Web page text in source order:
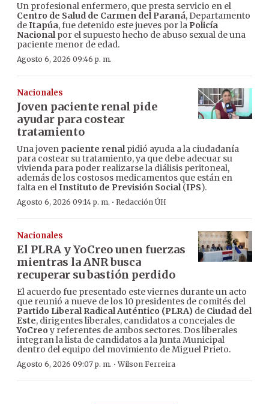
Un profesional enfermero, que presta servicio en el
Centro de Salud de Carmen del Paraná, Departamento
deItapúa, fue detenido este jueves por la Policía
Nacionalpor el supuesto hecho de abuso sexual de una
paciente menor de edad.
Agosto 6, 2026 09:46 p. m.
Nacionales
Joven paciente renal pide
ayudar para costear
tratamiento
Una joven paciente renalpidió ayuda a la ciudadanía
para costear su tratamiento, ya que debe adecuar su
vivienda para poder realizarse la diálisis peritoneal,
además de los costosos medicamentos que están en
falta en elInstituto de Previsión Social(IPS).
Agosto 6, 2026 09:14 p. m. · Redacción ÚH
Nacionales
El PLRA y YoCreo unen fuerzas
mientras la ANR busca
recuperar su bastión perdido
El acuerdo fue presentado este viernes durante un acto
que reunió a nueve de los 10 presidentes de comités del
Partido Liberal Radical Auténtico (PLRA) de Ciudad del
Este, dirigentes liberales, candidatos a concejales de
YoCreo y referentes de ambos sectores. Dos liberales
integran la lista de candidatos a la Junta Municipal
dentro del equipo del movimiento de Miguel Prieto.
Agosto 6, 2026 09:07 p. m. ·Wilson Ferreira